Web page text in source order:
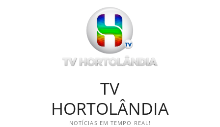
TV
HORTOLÂNDIA
NOTÍCIAS EM TEMPO REAL!